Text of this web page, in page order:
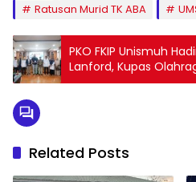
Ratusan Murid TK ABA
PKO FKIP Unismuh
Lanford, Kupas
dan Kepemimpinan
Related Posts